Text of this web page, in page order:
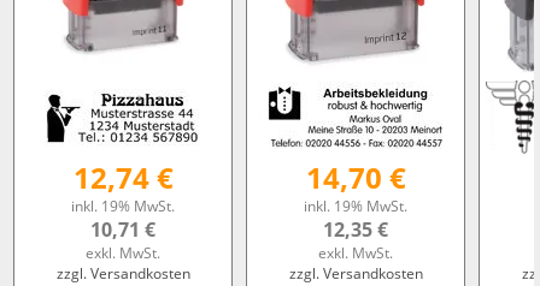
12,74 €
inkl. 19% MwSt.
10,71 €
exkl. MwSt.
zzgl. Versandkosten
14,70 €
inkl. 19% MwSt.
12,35 €
exkl. MwSt.
zzgl. Versandkosten